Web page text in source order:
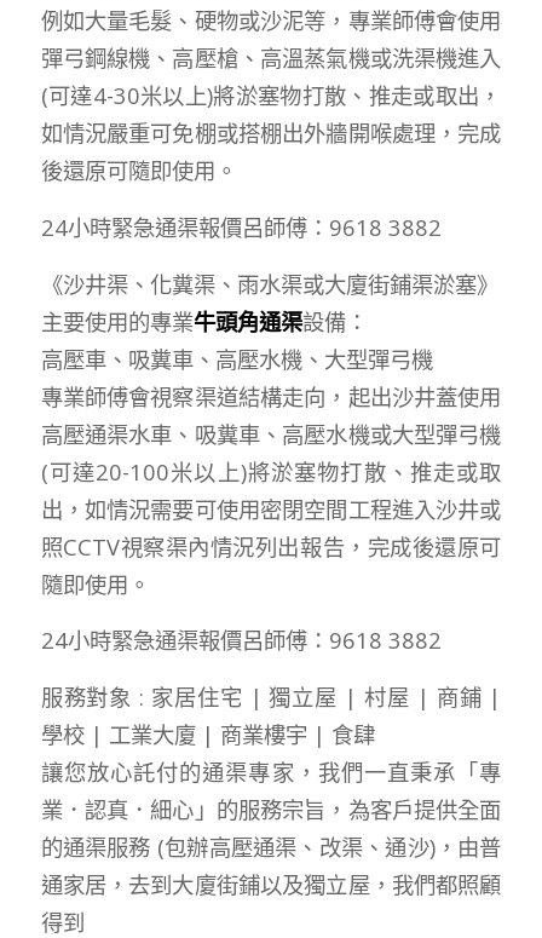
例如大量毛髮、硬物或沙泥等，專業師傅會使用
彈弓鋼線機、高壓槍、高溫蒸氣機或洗渠機進入
(可達4-30米以上)將淤塞物打散、推走或取出，
如情況嚴重可免棚或搭棚出外牆開喉處理，完成
後還原可隨即使用。
24小時緊急通渠報價呂師傅：9618 3882
《沙井渠、化糞渠、雨水渠或大廈街鋪渠淤塞》
主要使用的專業牛頭角通渠設備：
高壓車、吸糞車、高壓水機、大型彈弓機
專業師傅會視察渠道結構走向，起出沙井蓋使用
高壓通渠水車、吸糞車、高壓水機或大型彈弓機
(可達20-100米以上)將淤塞物打散、推走或取
出，如情況需要可使用密閉空間工程進入沙井或
照CCTV視察渠內情況列出報告，完成後還原可
隨即使用。
24小時緊急通渠報價呂師傅：9618 3882
服務對象 : 家居住宅 | 獨立屋 | 村屋 | 商鋪 |
學校 | 工業大廈 | 商業樓宇 | 食肆
讓您放心託付的通渠專家，我們一直秉承「專
業．認真．細心」的服務宗旨，為客戶提供全面
的通渠服務 (包辦高壓通渠、改渠、通沙)，由普
通家居，去到大廈街鋪以及獨立屋，我們都照顧
得到